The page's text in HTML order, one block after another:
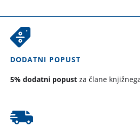
DODATNI POPUST
5% dodatni popust za člane